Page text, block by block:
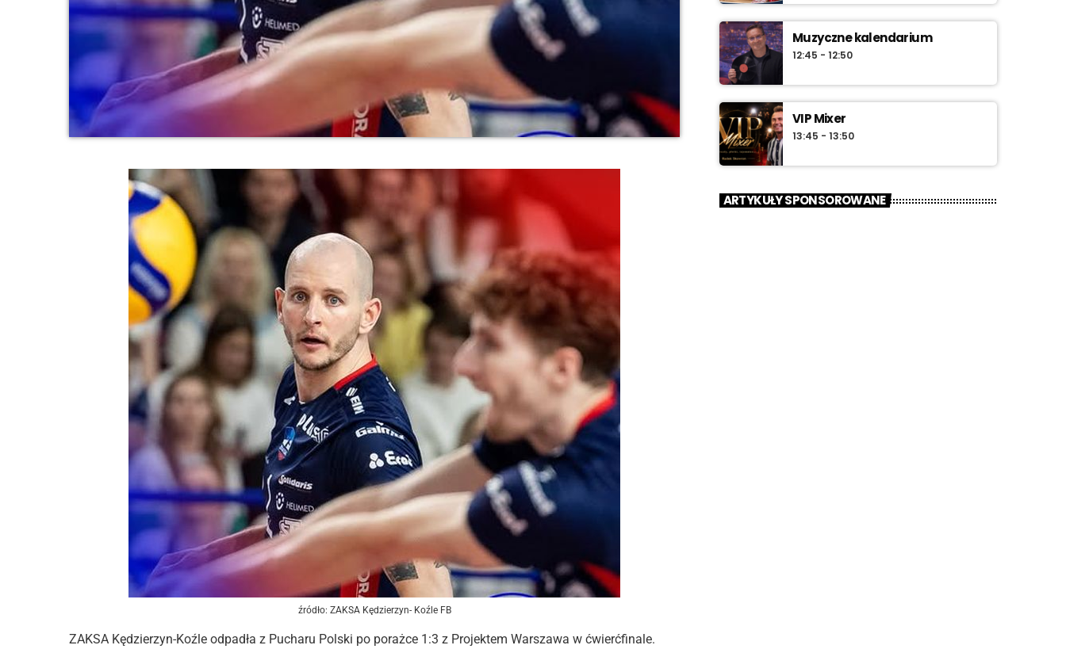
źródło: ZAKSA Kędzierzyn- Koźle FB
ZAKSA Kędzierzyn-Koźle odpadła z Pucharu Polski po porażce 1:3 z Projektem Warszawa w ćwierćfinale.
Muzyczne kalendarium
12:45 - 12:50
VIP Mixer
13:45 - 13:50
ARTYKUŁY SPONSOROWANE